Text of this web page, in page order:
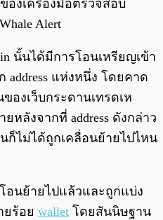
องเครื่องมือตรวจสอบ
Alert
นั้นได้มีการโอนเหรียญเข้า
address แห่งหนึ่ง โดยคาด
องเว็บกระดานเทรดเห
ลังจากที่ address ดังกล่าว
ก็ไม่ได้ถูกเคลื่อนย้ายไปไหน
อนย้ายไปแล้วและถูกแบ่ง
ยร้อย wallet โดยสันนิษฐาน